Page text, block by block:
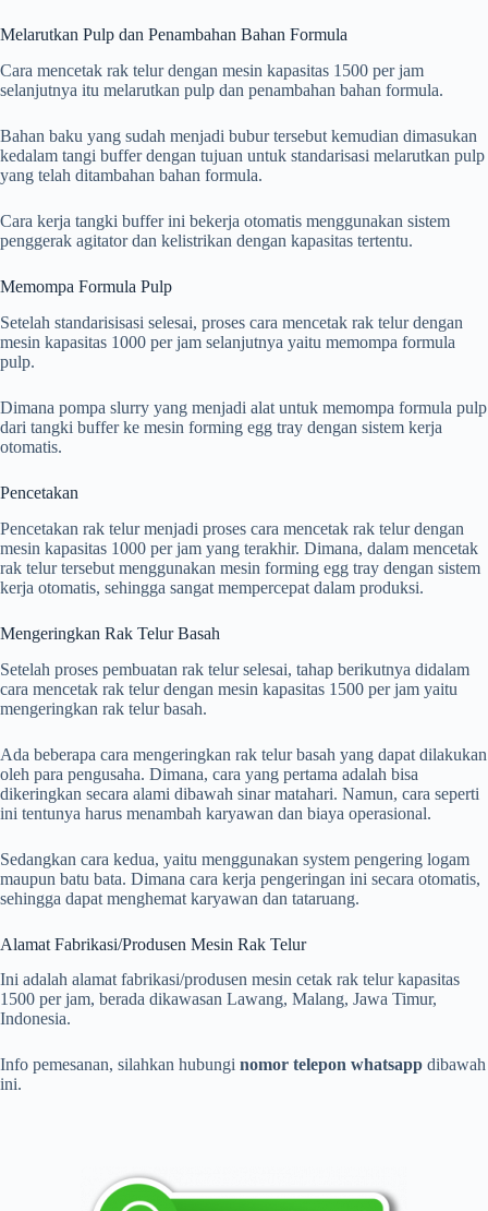
Melarutkan Pulp dan Penambahan Bahan Formula
Cara mencetak rak telur dengan mesin kapasitas 1500 per jam
selanjutnya itu melarutkan pulp dan penambahan bahan formula.
Bahan baku yang sudah menjadi bubur tersebut kemudian dimasukan
kedalam tangi buffer dengan tujuan untuk standarisasi melarutkan pulp
yang telah ditambahan bahan formula.
Cara kerja tangki buffer ini bekerja otomatis menggunakan sistem
penggerak agitator dan kelistrikan dengan kapasitas tertentu.
Memompa Formula Pulp
Setelah standarisisasi selesai, proses cara mencetak rak telur dengan
mesin kapasitas 1000 per jam selanjutnya yaitu memompa formula
pulp.
Dimana pompa slurry yang menjadi alat untuk memompa formula pulp
dari tangki buffer ke mesin forming egg tray dengan sistem kerja
otomatis.
Pencetakan
Pencetakan rak telur menjadi proses cara mencetak rak telur dengan
mesin kapasitas 1000 per jam yang terakhir. Dimana, dalam mencetak
rak telur tersebut menggunakan mesin forming egg tray dengan sistem
kerja otomatis, sehingga sangat mempercepat dalam produksi.
Mengeringkan Rak Telur Basah
Setelah proses pembuatan rak telur selesai, tahap berikutnya didalam
cara mencetak rak telur dengan mesin kapasitas 1500 per jam yaitu
mengeringkan rak telur basah.
Ada beberapa cara mengeringkan rak telur basah yang dapat dilakukan
oleh para pengusaha. Dimana, cara yang pertama adalah bisa
dikeringkan secara alami dibawah sinar matahari. Namun, cara seperti
ini tentunya harus menambah karyawan dan biaya operasional.
Sedangkan cara kedua, yaitu menggunakan system pengering logam
maupun batu bata. Dimana cara kerja pengeringan ini secara otomatis,
sehingga dapat menghemat karyawan dan tataruang.
Alamat Fabrikasi/Produsen Mesin Rak Telur
Ini adalah alamat fabrikasi/produsen mesin cetak rak telur kapasitas
1500 per jam, berada dikawasan Lawang, Malang, Jawa Timur,
Indonesia.
Info pemesanan, silahkan hubungi nomor telepon whatsapp dibawah
ini.